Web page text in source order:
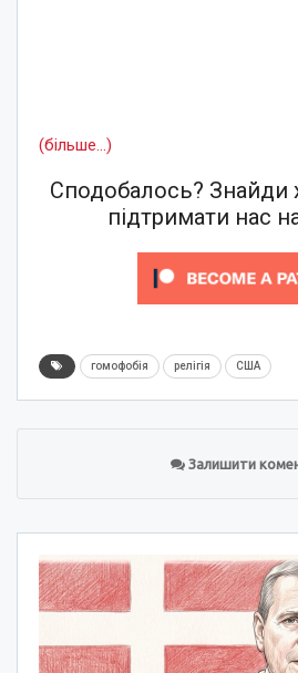
(більше…)
Сподобалось? Знайди
підтримати нас
гомофобія релігія США
Залишити